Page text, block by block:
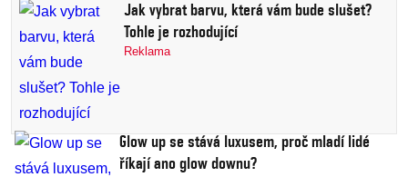
Jak vybrat barvu, která vám bude slušet?
Tohle je rozhodující
Reklama
Glow up se stává luxusem, proč mladí lidé
říkají ano glow downu?